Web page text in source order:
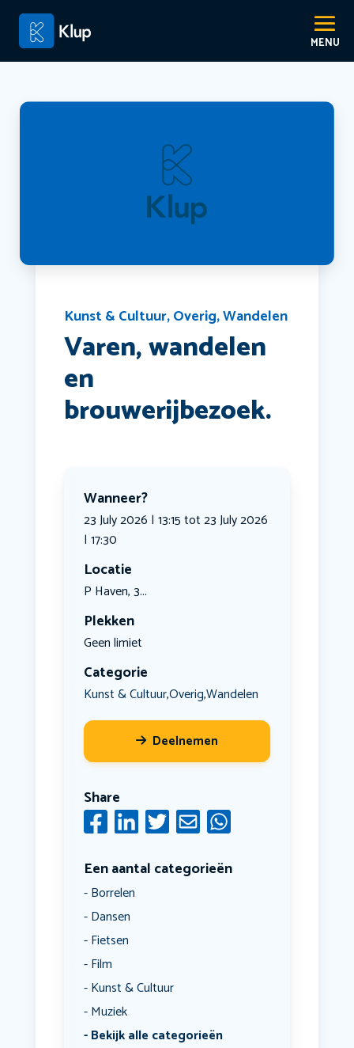
Kunst & Cultuur,Overig,Wandelen
Varen, wandelen
en
brouwerijbezoek.
Wanneer?
23 July 2026 | 13:15 tot 23 July 2026
| 17:30
Locatie
P Haven, 3...
Plekken
Geen limiet
Categorie
Kunst & Cultuur,Overig,Wandelen
Deelnemen
Share
Een aantal categorieën
Borrelen
Dansen
Fietsen
Film
Kunst & Cultuur
Muziek
Bekijk alle categorieën